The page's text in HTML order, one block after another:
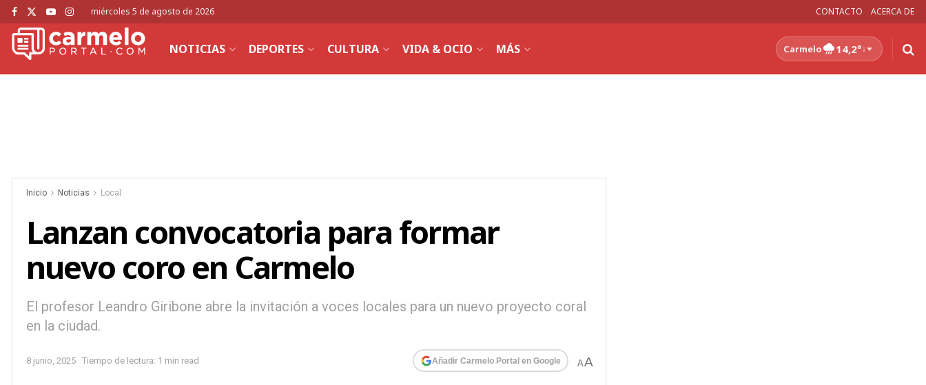
miércoles 5 de agosto de 2026 CONTACTO ACERCA DE
NOTICIAS DEPORTES CULTURA VIDA & OCIO MÁS Carmelo 14,2°↓
Inicio Noticias Local
Lanzan convocatoria para formar
nuevo coro en Carmelo
El profesor Leandro Giribone abre la invitación a voces locales para un nuevo proyecto coral
en la ciudad.
8 junio, 2025 Tiempo de lectura: 1 min read Añadir Carmelo Portal en Google AA